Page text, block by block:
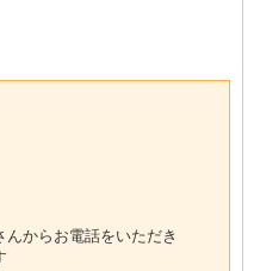
からお電話をいただき